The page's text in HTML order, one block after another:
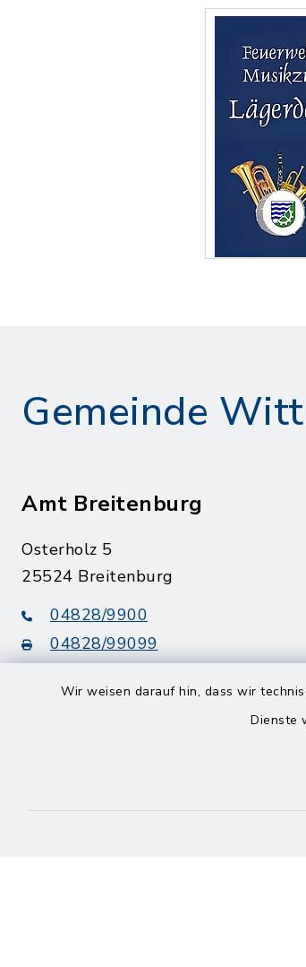
Wir weisen darauf hin, dass wir
Dienste
Gemeinde
Amt Breitenburg
Osterholz 5
25524 Breitenburg
04828/9900
04828/99099